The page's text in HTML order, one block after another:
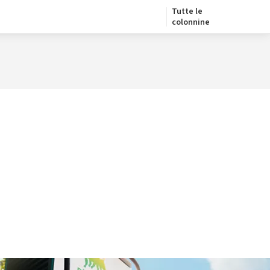
Tutte le
colonnine